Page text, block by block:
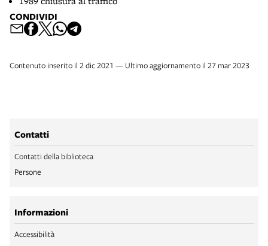
CONDIVIDI
Contenuto inserito il 2 dic 2021 — Ultimo aggiornamento il 27 mar 2023
Contatti
Contatti della biblioteca
Persone
Informazioni
Accessibilità